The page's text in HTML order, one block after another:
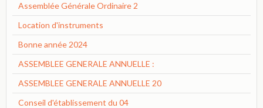
Assemblée Générale Ordinaire 2
Location d'instruments
Bonne année 2024
ASSEMBLEE GENERALE ANNUELLE :
ASSEMBLEE GENERALE ANNUELLE 20
Conseil d'établissement du 04